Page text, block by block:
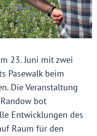
23. Juni mit zwei
Pasewalk beim
Die Veranstaltung
bot
Entwicklungen des
Raum für den